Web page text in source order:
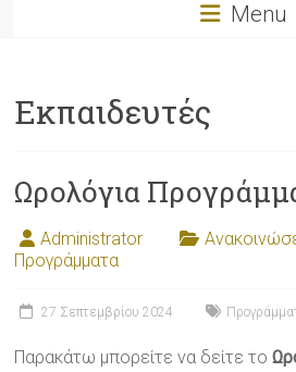
Menu
Εκπαιδευτές
Ωρολόγια
Administrator
Προγράμματα
27 Σεπτεμβρίου 2024
Παρακάτω μπορείτε να δείτε το